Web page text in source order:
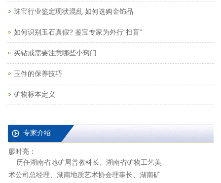
珠宝行业鉴定现状混乱 如何选购金饰品
如何识别玉石真假? 鉴宝专家为外行“扫盲”
买钻戒需要注意哪些小窍门
玉件的保养技巧
矿物标本定义
专家介绍
廖时亮：
历任湖南省地矿局普教科长、湖南省矿物工艺美
术公司总经理、湖南地质艺术协会理事长、湖南矿